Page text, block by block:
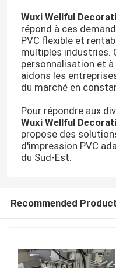
Wuxi Wellful
répond à ces
PVC flexible et
multiples industries.
personnalisation et
aidons les
du marché en
Pour répondre aux
Wuxi Wellful
propose des
d'impression PVC
du Sud-Est.
Recommended